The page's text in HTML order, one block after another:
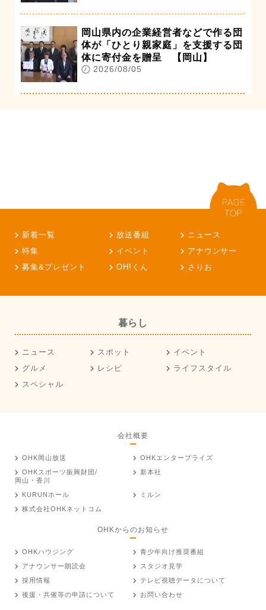
岡山県内の企業経営者などで作る団
体が「ひとり親家庭」を支援する団
体に寄付金を贈呈 【岡山】
2026/08/05
新着一覧 放送番組
ニュース
特集
イベント
アナウンサー
募集&プレゼント
OH!くん さりお
暮らし
ニュース スポット
イベント
グルメ
レシピ
ライフスタイル
スペシャル
会社概要
OHK岡山放送
OHKエンタープライズ
OHKスポーツ振興財団/
岡山・香川
新本社
KURUNホール
ミルン
株式会社OHKネットコム
OHKからのお知らせ
OHKハウジング
青少年向け推奨番組
アナウンサー朗読会
スタジオ見学
採用情報
テレビ視聴データについて
後援・共催等の申請について
お問い合わせ